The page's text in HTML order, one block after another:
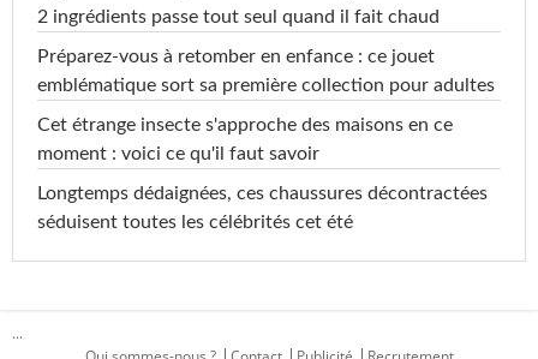
2 ingrédients passe tout seul quand il fait chaud
Préparez-vous à retomber en enfance : ce jouet
emblématique sort sa première collection pour adultes
Cet étrange insecte s'approche des maisons en ce
moment : voici ce qu'il faut savoir
Longtemps dédaignées, ces chaussures décontractées
séduisent toutes les célébrités cet été
...